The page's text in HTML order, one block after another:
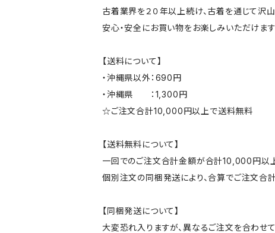
古着業界を２０年以上続け、古着を通じて沢
安心・安全にお買い物をお楽しみいただけます
【送料について】
・沖縄県以外：690円
・沖縄県 ：1,300円
☆ご注文合計10,000円以上で送料無料
【送料無料について】
一回でのご注文合計金額が合計10,000円以
個別注文の同梱発送により、合算でご注文合
【同梱発送について】
大変恐れ入りますが、異なるご注文を合わせ